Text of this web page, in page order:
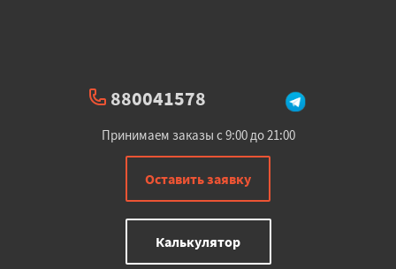
880041578
Принимаем заказы с 9:00 до 21:00
Оставить заявку
Калькулятор